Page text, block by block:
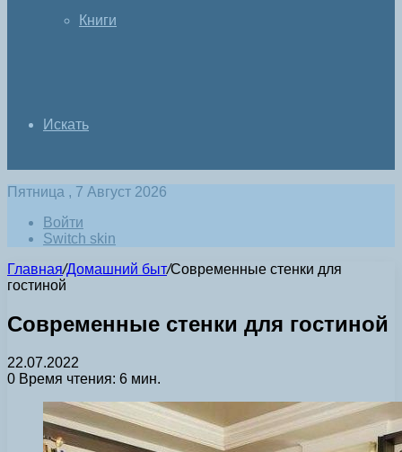
Книги
Искать
Пятница , 7 Август 2026
Войти
Switch skin
Главная/Домашний быт/Современные стенки для
гостиной
Современные стенки для гостиной
22.07.2022
0 Время чтения: 6 мин.